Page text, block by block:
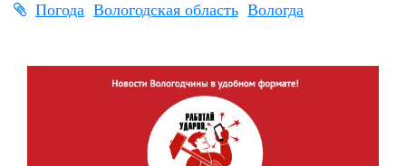
Погода Вологодская область Вологда